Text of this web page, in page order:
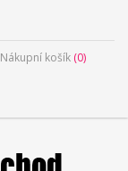
Nákupní košík (0)